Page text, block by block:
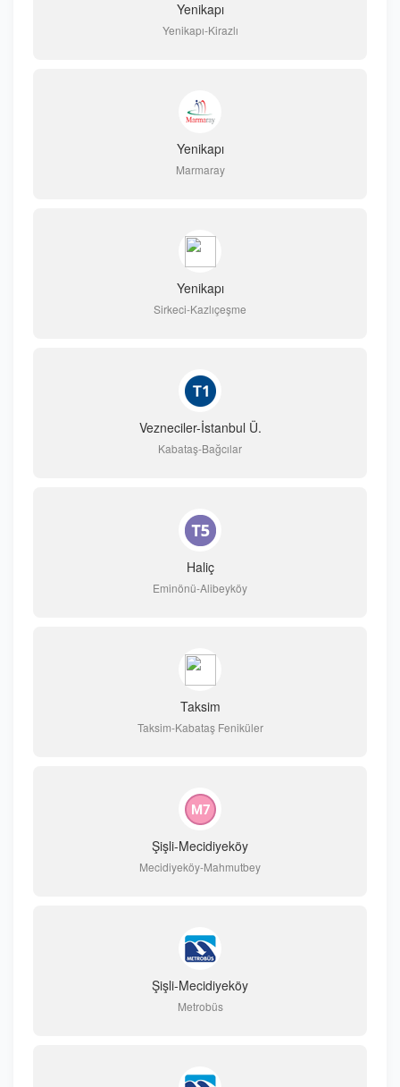
Yenikapı
Yenikapı-Kirazlı
Yenikapı
Marmaray
Yenikapı
Sirkeci-Kazlıçeşme
Vezneciler-İstanbul Ü.
Kabataş-Bağcılar
Haliç
Eminönü-Alibeyköy
Taksim
Taksim-Kabataş Feniküler
Şişli-Mecidiyeköy
Mecidiyeköy-Mahmutbey
Şişli-Mecidiyeköy
Metrobüs